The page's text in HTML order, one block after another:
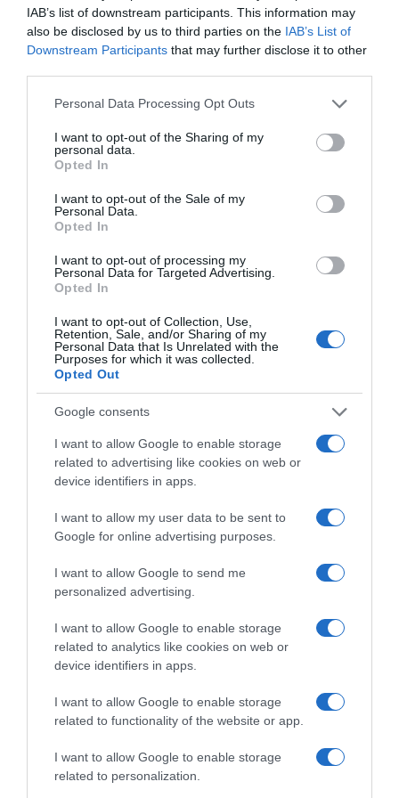
IAB’s list of downstream participants. This information may
also be disclosed by us to third parties on the IAB’s List of
Downstream Participants that may further disclose it to other
Please note that this website/app uses one or more Google
not limited to your visit or usage behaviour. You may click to
grant or deny consent to Google and its third-party tags to
use your data for below specified purposes in below Google
consent section.
Personal Data Processing Opt Outs
I want to opt-out of the Sharing of my
personal data.
Opted In
I want to opt-out of the Sale of my
Personal Data.
Opted In
I want to opt-out of processing my
Personal Data for Targeted Advertising.
Opted In
I want to opt-out of Collection, Use,
Retention, Sale, and/or Sharing of my
Personal Data that Is Unrelated with the
Purposes for which it was collected.
Opted Out
Google consents
I want to allow Google to enable storage
related to advertising like cookies on web or
device identifiers in apps.
I want to allow my user data to be sent to
Google for online advertising purposes.
I want to allow Google to send me
personalized advertising.
I want to allow Google to enable storage
related to analytics like cookies on web or
device identifiers in apps.
I want to allow Google to enable storage
related to functionality of the website or app.
I want to allow Google to enable storage
related to personalization.
της θερμοκρασίας
Κοινοποιήστε:
Facebook
LinkedIn
ΚΥΡΙΑΚΟΣ ΜΗΤΣΟΤΑΚΗΣ
Λάουρα Κοβέσι
,
ΠΟΛΙΤΙΚΗ,
Η διαφθορά απειλεί και τη… ζωή μας
Έκπληκτη, η κοινή γνώμη παρακολουθεί τις
τελευταίες μέρες την αποκάλυψη της κο­μπίνας
με τα…